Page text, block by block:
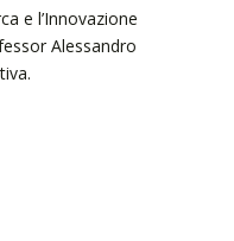
e l’Innovazione
Alessandro